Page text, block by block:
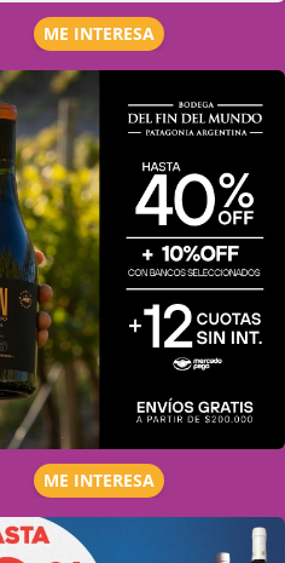
ME INTERESA
ME INTERESA